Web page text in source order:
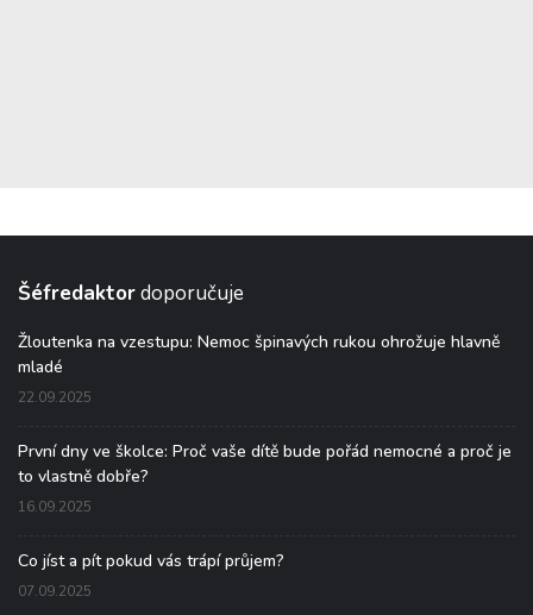
Šéfredaktordoporučuje
Žloutenka na vzestupu: Nemoc špinavých rukou ohrožuje hlavně
mladé
22.09.2025
První dny ve školce: Proč vaše dítě bude pořád nemocné a proč je
to vlastně dobře?
16.09.2025
Co jíst a pít pokud vás trápí průjem?
07.09.2025